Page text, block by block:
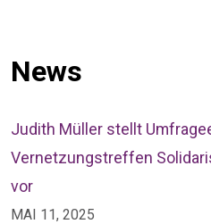
News
Judith Müller stellt
Vernetzungstreffen
vor
MAI 11, 2025